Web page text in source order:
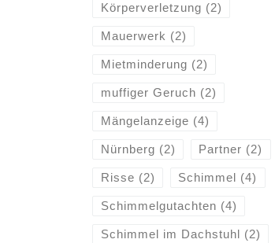
Körperverletzung (2)
Mauerwerk (2)
Mietminderung (2)
muffiger Geruch (2)
Mängelanzeige (4)
Nürnberg (2) Partner (2)
Risse (2) Schimmel (4)
Schimmelgutachten (4)
Schimmel im Dachstuhl (2)